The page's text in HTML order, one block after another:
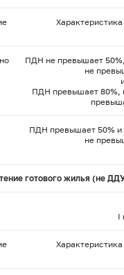
ПДН не превышает
не
ПДН превышает 80%,
ПДН превышает 50% и
не
готового жилья (не
I